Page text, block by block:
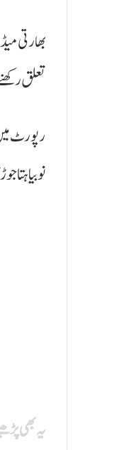
بھارتی
تعلق
رپورٹ
نوبیاہتا
یہ بھی